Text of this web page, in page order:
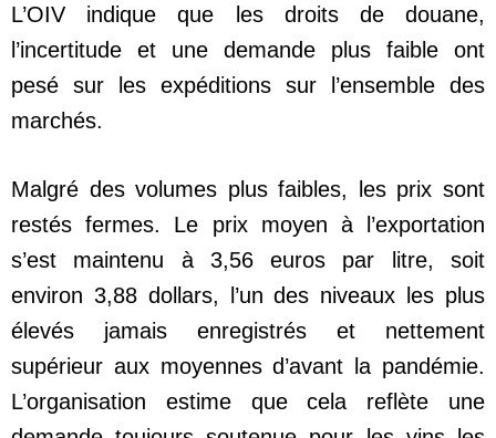
L’OIV indique que les droits de douane,
l’incertitude et une demande plus faible ont
pesé sur les expéditions sur l’ensemble des
marchés.
Malgré des volumes plus faibles, les prix sont
restés fermes. Le prix moyen à l’exportation
s’est maintenu à 3,56 euros par litre, soit
environ 3,88 dollars, l’un des niveaux les plus
élevés jamais enregistrés et nettement
supérieur aux moyennes d’avant la pandémie.
L’organisation estime que cela reflète une